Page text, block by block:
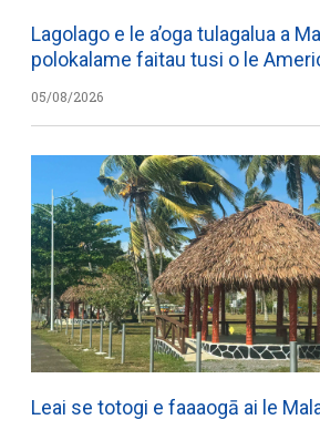
Lagolago e le a’oga tulagalua a
polokalame faitau tusi o le
05/08/2026
Leai se totogi e faaaogā ai le